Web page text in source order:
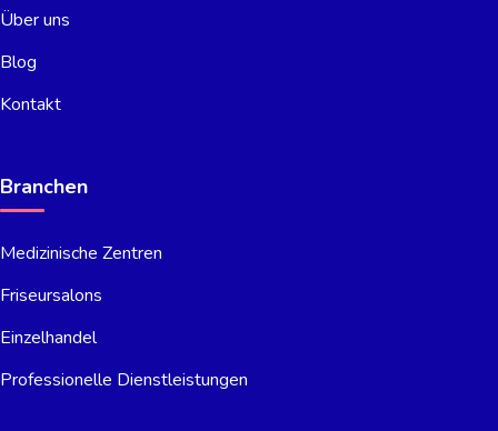
Über uns
Blog
Kontakt
Branchen
Medizinische Zentren
Friseursalons
Einzelhandel
Professionelle Dienstleistungen